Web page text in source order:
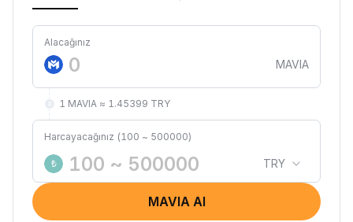
Alacağınız
MAVIA
1 MAVIA ≈ 1.45399 TRY
Harcayacağınız (100 ~ 500000)
₺ TRY
MAVIA Al